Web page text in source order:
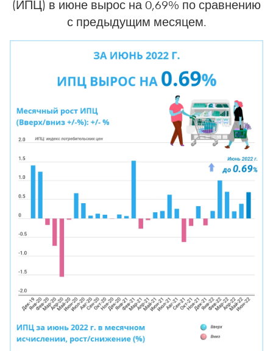
(ИПЦ) в июне вырос на 0,69% по сравнению
с предыдущим месяцем.